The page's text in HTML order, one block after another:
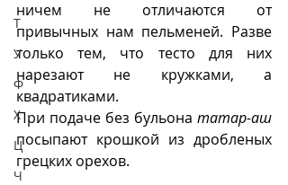
Т
У
Ф
Х
Ц
Ч
ничем не отличаются от
привычных нам пельменей. Разве
только тем, что тесто для них
нарезают не кружками, а
квадратиками.
При подаче без бульона татар-аш
посыпают крошкой из дробленых
грецких орехов.